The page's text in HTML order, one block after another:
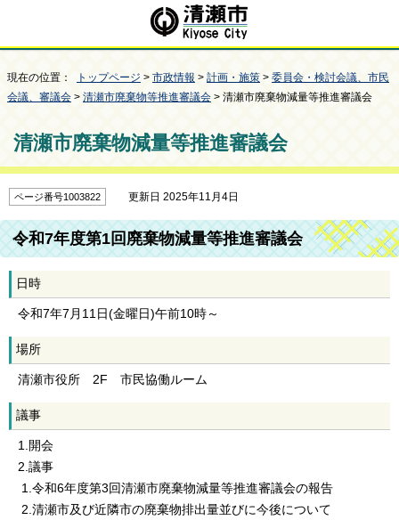
現在の位置： トップページ > 市政情報 > 計画・施策 > 委員会・検討会議、市民
会議、審議会 > 清瀬市廃棄物等推進審議会 > 清瀬市廃棄物減量等推進審議会
清瀬市廃棄物減量等推進審議会
ページ番号1003822 更新日 2025年11月4日
令和7年度第1回廃棄物減量等推進審議会
日時
令和7年7月11日(金曜日)午前10時～
場所
清瀬市役所 2F 市民協働ルーム
議事
1.開会
2.議事
1.令和6年度第3回清瀬市廃棄物減量等推進審議会の報告
2.清瀬市及び近隣市の廃棄物排出量並びに今後について